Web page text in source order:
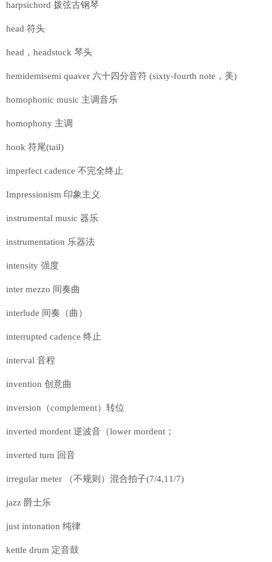
harpsichord 拨弦古钢琴
head 符头
head，headstock 琴头
hemidemisemi quaver 六十四分音符 (sixty-fourth note，美)
homophonic music 主调音乐
homophony 主调
hook 符尾(tail)
imperfect cadence 不完全终止
Impressionism 印象主义
instrumental music 器乐
instrumentation 乐器法
intensity 强度
inter mezzo 间奏曲
interlude 间奏（曲）
interrupted cadence 终止
interval 音程
invention 创意曲
inversion（complement）转位
inverted mordent 逆波音（lower mordent；
inverted turn 回音
irregular meter （不规则）混合拍子(7/4,11/7)
jazz 爵士乐
just intonation 纯律
kettle drum 定音鼓